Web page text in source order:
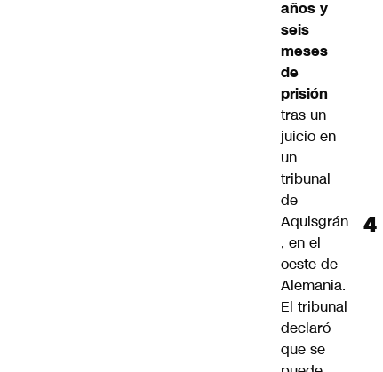
años y
seis
meses
de
prisión
tras un
juicio en
un
tribunal
de
Aquisgrán
, en el
oeste de
Alemania.
El tribunal
declaró
que se